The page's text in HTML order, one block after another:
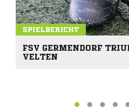
SPIELBERICHT
FSV GERMENDORF
VELTEN